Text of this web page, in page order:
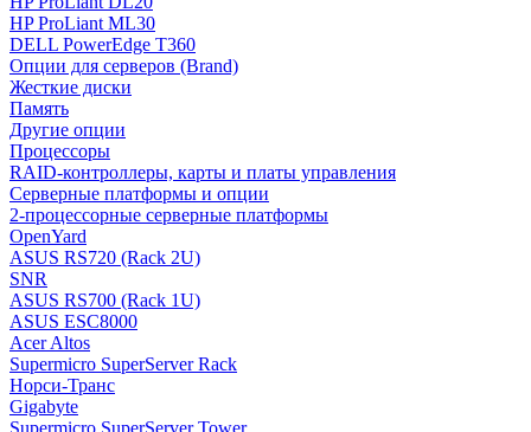
HP ProLiant ML30
DELL PowerEdge T360
Опции для серверов (Brand)
Жесткие диски
Память
Другие опции
Процессоры
RAID-контроллеры, карты и платы управления
Серверные платформы и опции
2-процессорные серверные платформы
OpenYard
ASUS RS720 (Rack 2U)
SNR
ASUS RS700 (Rack 1U)
ASUS ESC8000
Acer Altos
Supermicro SuperServer Rack
Норси-Транс
Gigabyte
Supermicro SuperServer Tower